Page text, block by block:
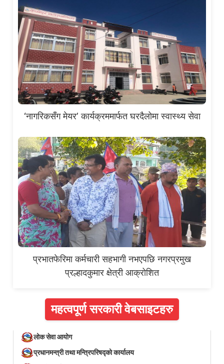
‘नागरिकसँग मेयर’ कार्यक्रममार्फत घरदैलोमा स्वास्थ्य सेवा
प्रभातफेरिमा कर्मचारी सहभागी नभएपछि नगरप्रमुख
प्रल्हादकुमार क्षेत्री आक्रोशित
महत्वपूर्ण सरकारी वेबसाइटहरु
लोक सेवा आयोग
प्रधानमन्त्री तथा मन्त्रिपरिषद्को कार्यालय